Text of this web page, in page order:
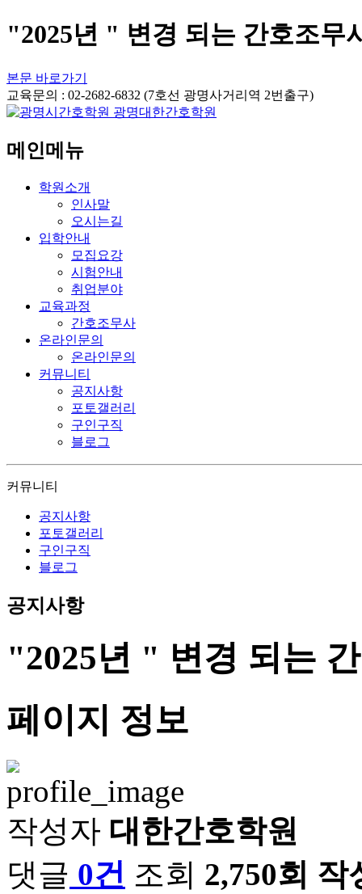
"2025년 " 변경 되는 간호조무
본문 바로가기
교육문의 : 02-2682-6832 (7호선 광명사거리역 2번출구)
메인메뉴
학원소개
인사말
오시는길
입학안내
모집요강
시험안내
취업분야
교육과정
간호조무사
온라인문의
온라인문의
커뮤니티
공지사항
포토갤러리
구인구직
블로그
커뮤니티
공지사항
포토갤러리
구인구직
블로그
공지사항
"2025년 " 변경 되는
페이지 정보
작성자 대한간호학원
댓글 0건 조회 2,750회 작